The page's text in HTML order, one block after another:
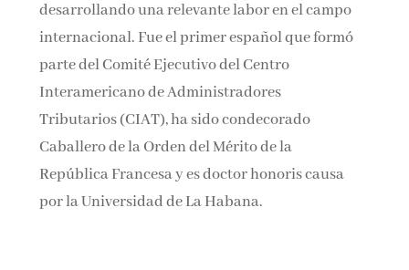
desarrollando una relevante labor en el campo
internacional. Fue el primer español que formó
parte del Comité Ejecutivo del Centro
Interamericano de Administradores
Tributarios (CIAT), ha sido condecorado
Caballero de la Orden del Mérito de la
República Francesa y es doctor honoris causa
por la Universidad de La Habana.